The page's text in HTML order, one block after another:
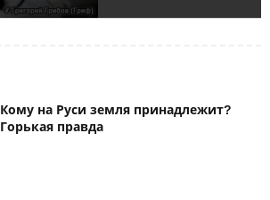
Кому на Руси земля принадлежит?
Горькая правда